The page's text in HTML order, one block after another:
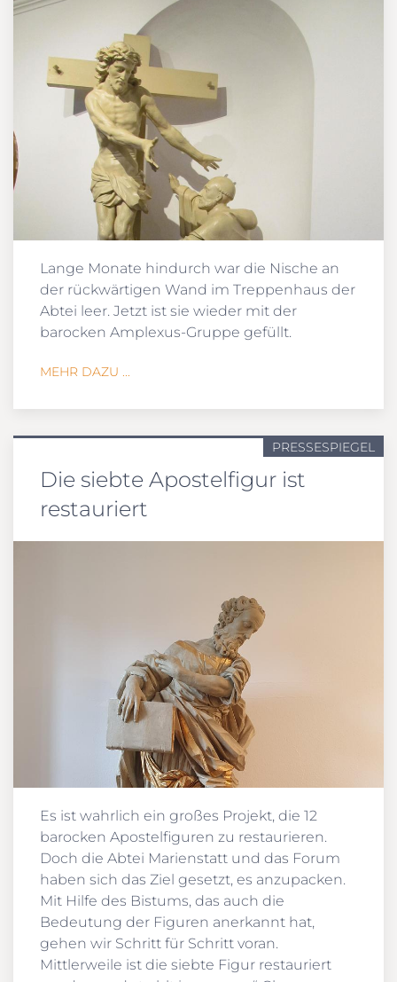
Lange Monate hindurch war die Nische an
der rückwärtigen Wand im Treppenhaus der
Abtei leer. Jetzt ist sie wieder mit der
barocken Amplexus-Gruppe gefüllt.
MEHR DAZU ...
PRESSESPIEGEL
Die siebte Apostelfigur ist
restauriert
Es ist wahrlich ein großes Projekt, die 12
barocken Apostelfiguren zu restaurieren.
Doch die Abtei Marienstatt und das Forum
haben sich das Ziel gesetzt, es anzupacken.
Mit Hilfe des Bistums, das auch die
Bedeutung der Figuren anerkannt hat,
gehen wir Schritt für Schritt voran.
Mittlerweile ist die siebte Figur restauriert